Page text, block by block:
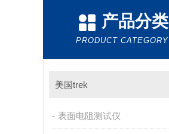
产品分类
PRODUCT CATEGORY
美国trek
表面电阻测试仪